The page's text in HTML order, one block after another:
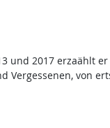
und 2017 erzaählt
Vergessenen, von